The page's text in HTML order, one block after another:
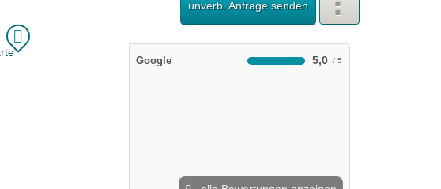
unverb. Anfrage senden
Google 5,0